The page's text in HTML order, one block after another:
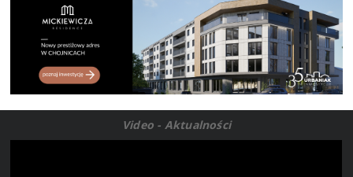
Video - Aktualności